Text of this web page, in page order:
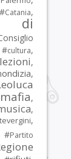
Catania,
di
cultura,
,
,
mafia,
,
,
Partito